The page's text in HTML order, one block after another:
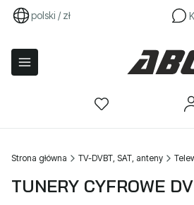
polski / zł
Strona główna TV-DVBT, SAT, anteny
TUNERY CYFROWE